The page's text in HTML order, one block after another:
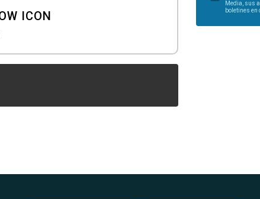
Media, sus
boletines en